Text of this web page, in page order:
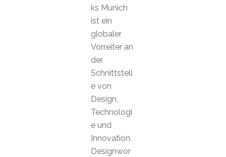
ks Munich
ist ein
globaler
Vorreiter an
der
Schnittstell
e von
Design,
Technologi
e und
Innovation.
Designwor